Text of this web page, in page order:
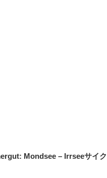
Mondsee – Irrseeサイ